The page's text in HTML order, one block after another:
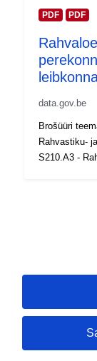
PDF PDF
data.gov.be
Brošüüri
Rahvastiku-
S210.A3 -